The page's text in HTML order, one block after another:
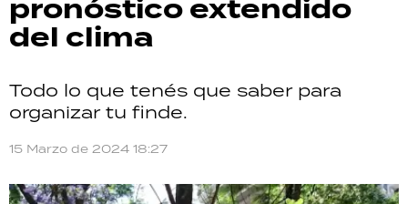
pronóstico extendido
del clima
Todo lo que tenés que saber para
organizar tu finde.
15 Marzo de 2024 18:27
GRAN HERMANO
SALUD
DEPORTES
TECNOLOGÍA